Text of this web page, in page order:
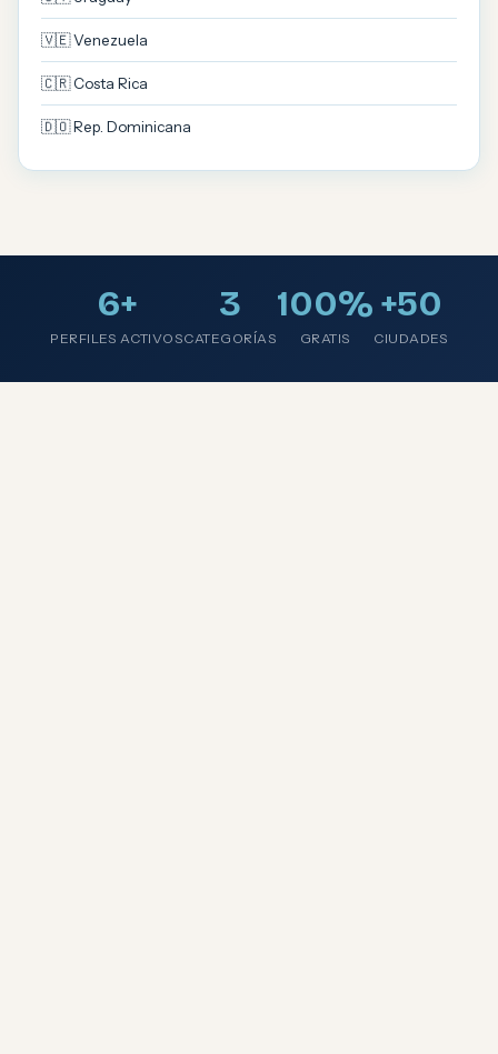
🇻🇪 Venezuela
🇨🇷 Costa Rica
🇩🇴 Rep. Dominicana
6+
PERFILES ACTIVOS
3
CATEGORÍAS
100%
GRATIS
+50
CIUDADES